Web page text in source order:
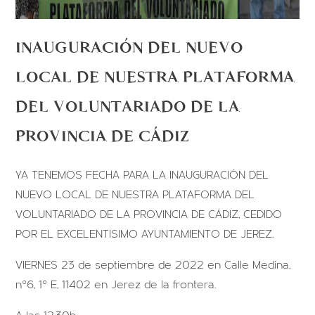
INAUGURACIÓN DEL NUEVO
LOCAL DE NUESTRA PLATAFORMA
DEL VOLUNTARIADO DE LA
PROVINCIA DE CÁDIZ
YA TENEMOS FECHA PARA LA INAUGURACIÓN DEL
NUEVO LOCAL DE NUESTRA PLATAFORMA DEL
VOLUNTARIADO DE LA PROVINCIA DE CÁDIZ, CEDIDO
POR EL EXCELENTISIMO AYUNTAMIENTO DE JEREZ.
VIERNES 23 de septiembre de 2022 en Calle Medina,
nº6, 1º E, 11402 en Jerez de la frontera.